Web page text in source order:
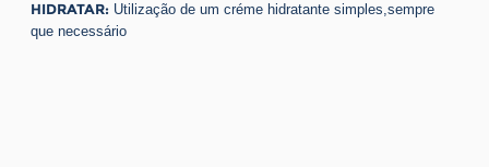
HIDRATAR: Utilização de um créme hidratante simples,sempre
que necessário